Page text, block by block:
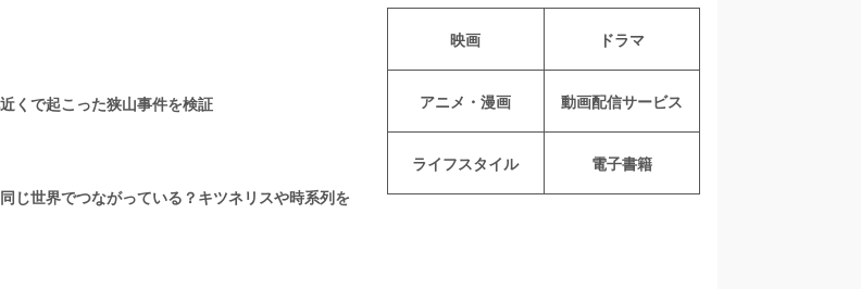
くで起こった狭山事件を検証
じ世界でつながっている？キツネリスや時系列を
映画 ドラマ
アニメ・漫画 動画配信サービス
ライフスタイル 電子書籍